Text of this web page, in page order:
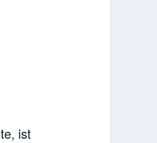
ist